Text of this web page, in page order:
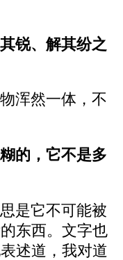
锐、解其纷之
浑然一体，不
的，它不是多
是它不可能被
东西。文字也
述道，我对道